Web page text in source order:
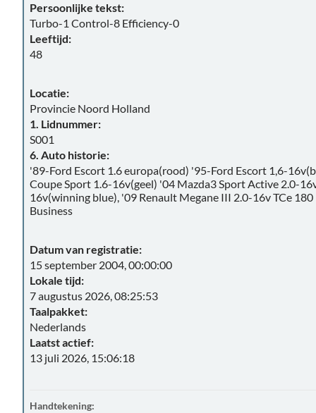
Persoonlijke tekst:
Turbo-1 Control-8 Efficiency-0
Leeftijd:
48
Locatie:
Provincie Noord Holland
1. Lidnummer:
S001
6. Auto historie:
'89-Ford Escort 1.6 europa(rood) '95-Ford Escort 1,6-
Coupe Sport 1.6-16v(geel) '04 Mazda3 Sport Active 2.0-
16v(winning blue), '09 Renault Megane III 2.0-16v TCe 180
Business
Datum van registratie:
15 september 2004, 00:00:00
Lokale tijd:
7 augustus 2026, 08:25:53
Taalpakket:
Nederlands
Laatst actief:
13 juli 2026, 15:06:18
Handtekening: